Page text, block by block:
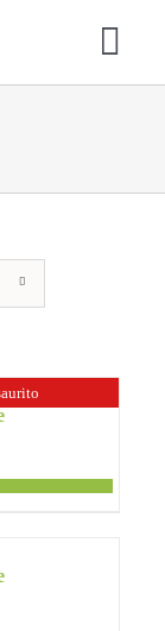
SERVIZI